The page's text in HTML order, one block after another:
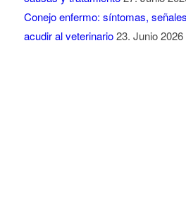
Conejo enfermo: síntomas,
acudir al veterinario 23. Junio 2026